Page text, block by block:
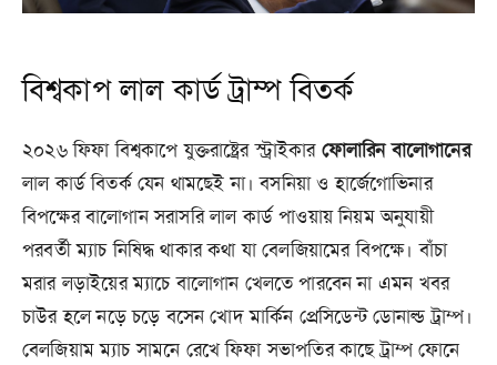
বিশ্বকাপ লাল কার্ড ট্রাম্প বিতর্ক
২০২৬ ফিফা বিশ্বকাপে যুক্তরাষ্ট্রের স্ট্রাইকার ফোলারিনবালোগানের
লাল কার্ড বিতর্ক যেন থামছেই না। বসনিয়া ও হার্জেগোভিনার
বিপক্ষের বালোগান সরাসরি লাল কার্ড পাওয়ায় নিয়ম অনুযায়ী
পরবর্তী ম্যাচ নিষিদ্ধ থাকার কথা যা বেলজিয়ামের বিপক্ষে। বাঁচা
মরার লড়াইয়ের ম্যাচে বালোগান খেলতে পারবেন না এমন খবর
চাউর হলে নড়ে চড়ে বসেন খোদ মার্কিন প্রেসিডেন্ট ডোনাল্ড ট্রাম্প।
বেলজিয়াম ম্যাচ সামনে রেখে ফিফা সভাপতির কাছে ট্রাম্প ফোনে